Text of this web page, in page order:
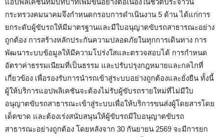
แอปพลิเคชันที่มีบทบาทเพิ่มขึ้นอย่างต่อเนื่องในชีวิตประจำวัน
กระทรวงคมนาคมจึงกำหนดกรอบการดำเนินงาน 5 ด้าน ได้แก่การ
ยกระดับผู้ขับรถให้มีมาตรฐานและมีใบอนุญาตขับรถสาธารณะอย่าง
ถูกต้อง การสร้างหลักประกันความปลอดภัยในทุกการเดินทาง การ
พัฒนาระบบข้อมูลให้มีความโปร่งใสและตรวจสอบได้ การกำหนด
อัตราค่าธรรมเนียมที่เป็นธรรม และปรับปรุงกฎหมายและกลไกที่
เกี่ยวข้อง เพื่อรองรับการนำรถเข้าสู่ระบบอย่างถูกต้องและยั่งยืน ทั้งนี้
ผู้ให้บริการแอปพลิเคชันจะต้องไม่รับผู้ขับรถรายใหม่ที่ไม่มีใบ
อนุญาตขับรถสาธารณะเข้าสู่ระบบเพื่อให้บริการขนส่งผู้โดยสารโดย
เด็ดขาด และต้องเร่งสนับสนุนให้ผู้ขับรถมีใบอนุญาตขับรถ
สาธารณะอย่างถูกต้อง โดยหลังจาก 30 กันยายน 2569 จะมีการยก